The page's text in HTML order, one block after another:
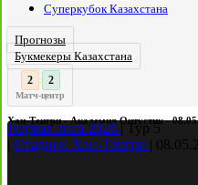
Суперкубок Казахстана
Прогнозы
Букмекеры Казахстана
3 : 2
Матч-центр
Хан-Тенгри - Академия Онтустик -
Первая лига 2026
Тур 5
Стадион Хан-Тенгри